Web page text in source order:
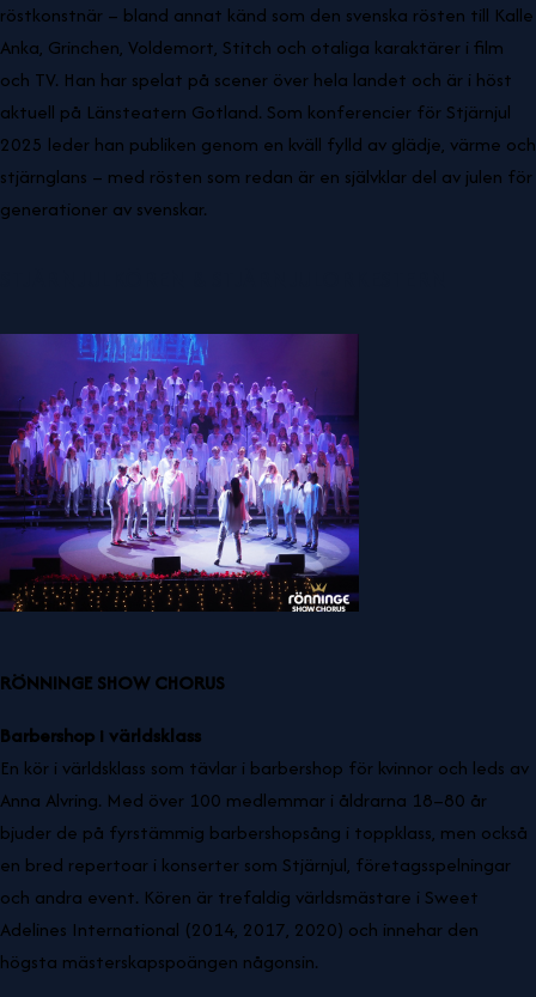
röstkonstnär – bland annat känd som den svenska rösten till Kalle
Anka, Grinchen, Voldemort, Stitch och otaliga karaktärer i film
och TV. Han har spelat på scener över hela landet och är i höst
aktuell på Länsteatern Gotland. Som konferencier för Stjärnjul
2025 leder han publiken genom en kväll fylld av glädje, värme och
stjärnglans – med rösten som redan är en självklar del av julen för
generationer av svenskar.
RÖNNINGE SHOW CHORUS
Barbershop i världsklass
En kör i världsklass som tävlar i barbershop för kvinnor och leds av
Anna Alvring. Med över 100 medlemmar i åldrarna 18–80 år
bjuder de på fyrstämmig barbershopsång i toppklass, men också
en bred repertoar i konserter som Stjärnjul, företagsspelningar
och andra event. Kören är trefaldig världsmästare i Sweet
Adelines International (2014, 2017, 2020) och innehar den
högsta mästerskapspoängen någonsin.